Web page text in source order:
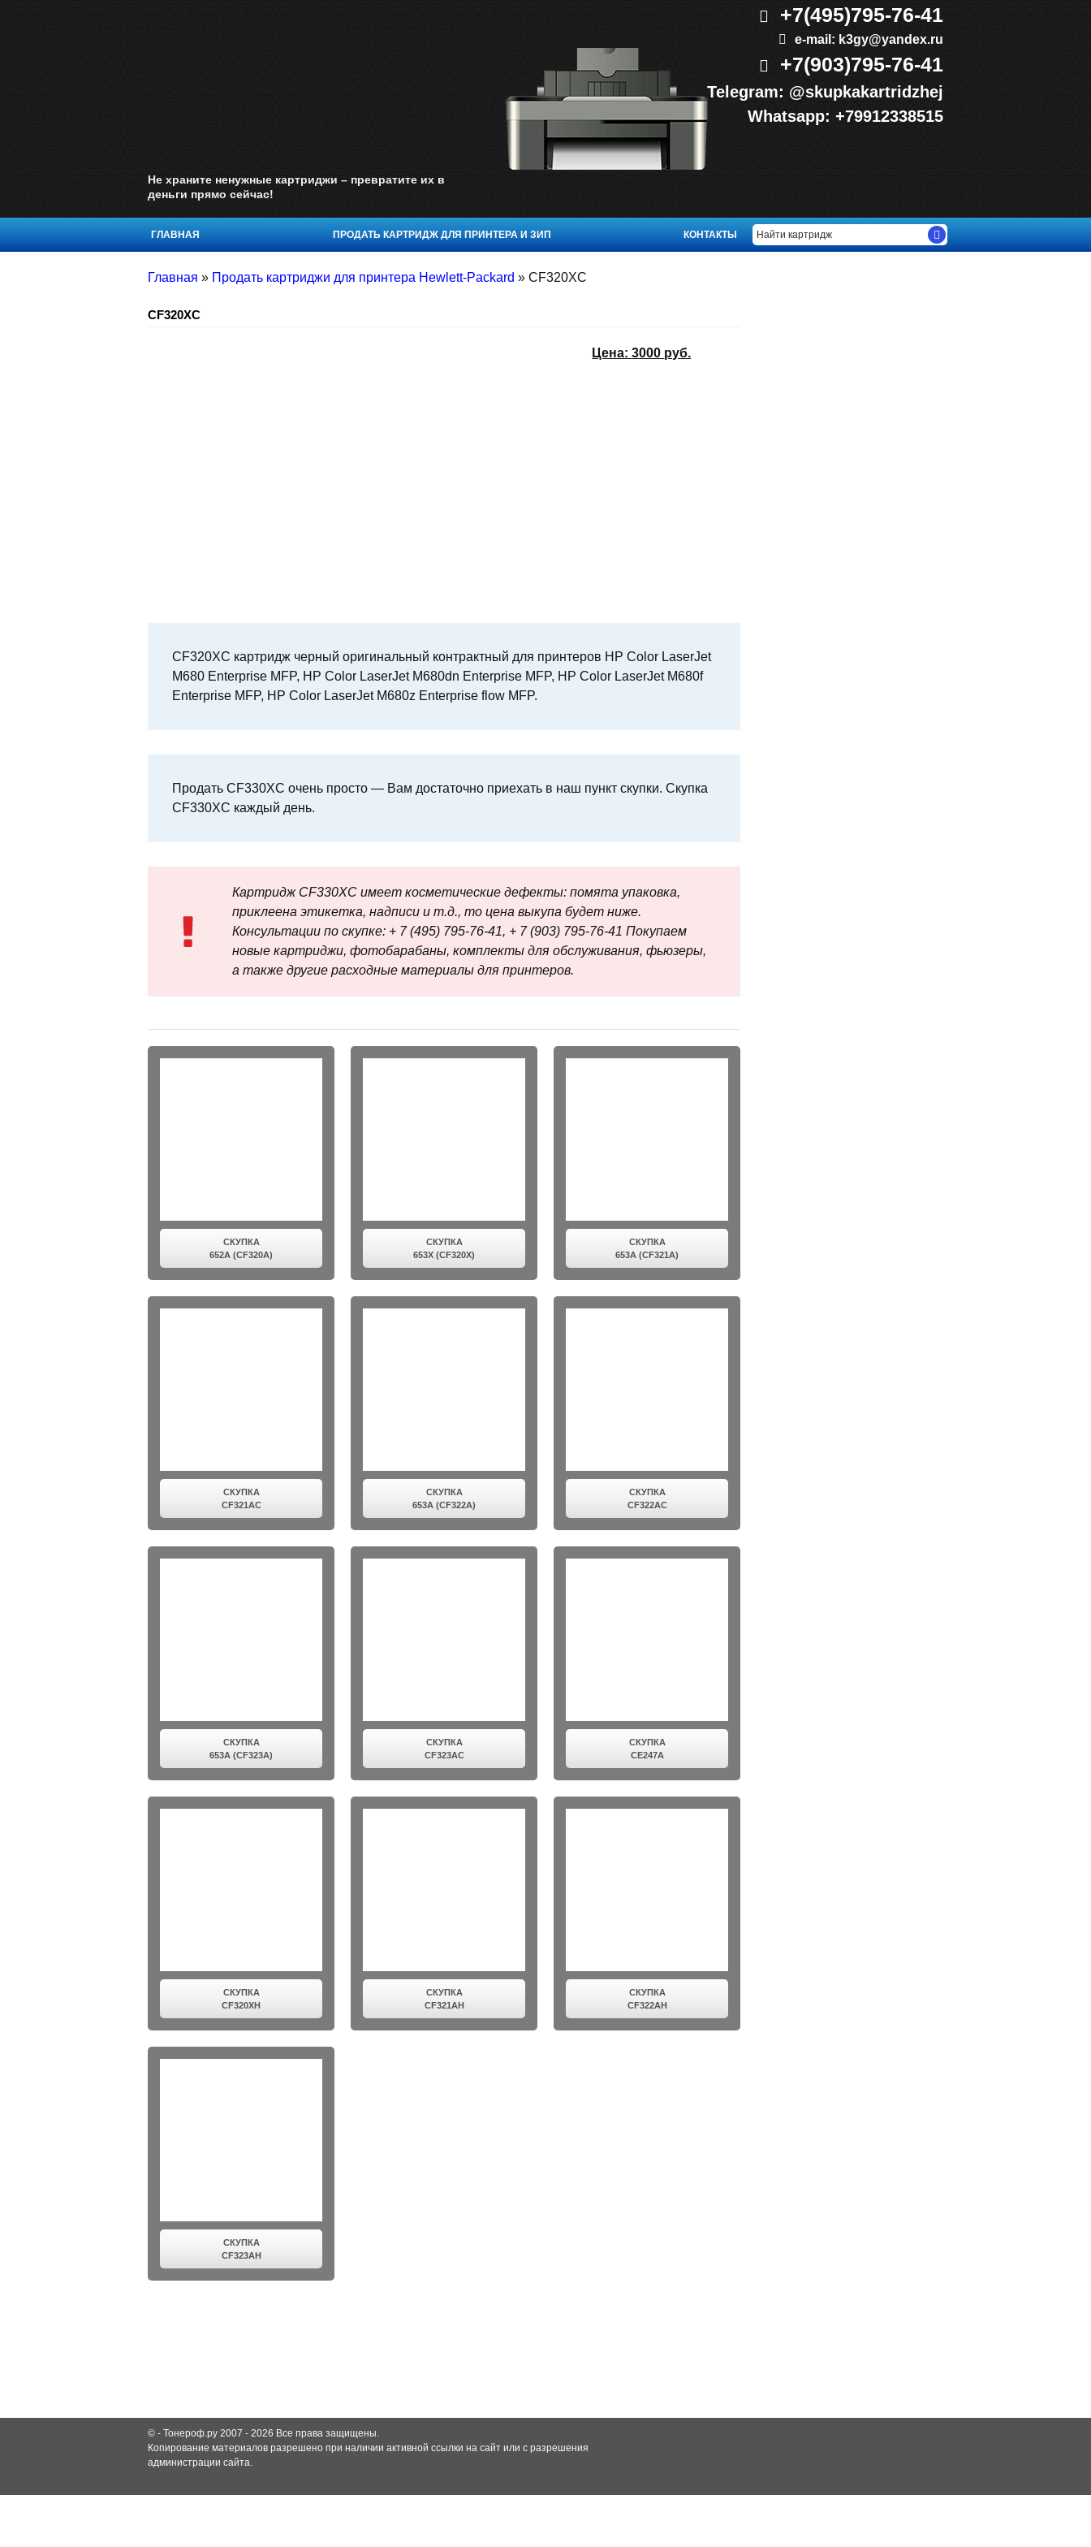
Не храните ненужные картриджи – превратите их в
деньги прямо сейчас!
+7(495)795-76-41
e-mail: k3gy@yandex.ru
+7(903)795-76-41
Telegram: @skupkakartridzhej
Whatsapp: +79912338515
ГЛАВНАЯ ПРОДАТЬ КАРТРИДЖ ДЛЯ ПРИНТЕРА И ЗИП КОНТАКТЫ
Главная » Продать картриджи для принтера Hewlett-Packard » CF320XC
CF320XC
Цена:3000 руб.
CF320XC картридж черный оригинальный контрактный для принтеров HP Color LaserJet
M680 Enterprise MFP, HP Color LaserJet M680dn Enterprise MFP, HP Color LaserJet M680f
Enterprise MFP, HP Color LaserJet M680z Enterprise flow MFP.
Продать CF330XC очень просто — Вам достаточно приехать в наш пункт скупки. Скупка
CF330XC каждый день.
Картридж CF330XC имеет косметические дефекты: помята упаковка,
приклеена этикетка, надписи и т.д., то цена выкупа будет ниже.
Консультации по скупке: + 7 (495) 795-76-41, + 7 (903) 795-76-41 Покупаем
новые картриджи, фотобарабаны, комплекты для обслуживания, фьюзеры,
а также другие расходные материалы для принтеров.
СКУПКА
652A (CF320A)
СКУПКА
653X (CF320X)
СКУПКА
653A (CF321A)
СКУПКА
CF321AC
СКУПКА
653A (CF322A)
СКУПКА
CF322AC
СКУПКА
653A (CF323A)
СКУПКА
CF323AC
СКУПКА
CE247A
СКУПКА
CF320XH
СКУПКА
CF321AH
СКУПКА
CF322AH
СКУПКА
CF323AH
© - Тонероф.ру 2007 - 2026 Все права защищены.
Копирование материалов разрешено при наличии активной ссылки на сайт или с разрешения
администрации сайта.